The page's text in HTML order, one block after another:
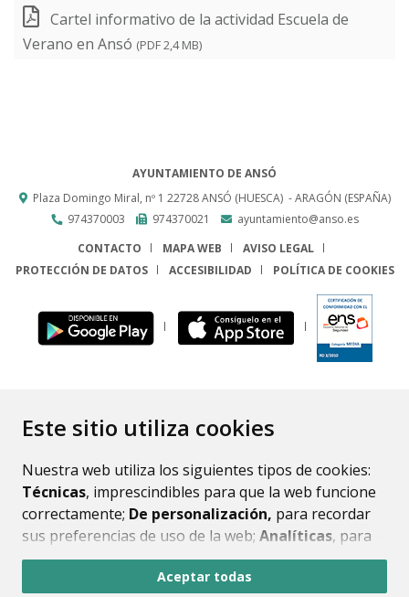
Este sitio utiliza cookies
Nuestra web utiliza los siguientes tipos de cookies:
Técnicas, imprescindibles para que la web funcione
correctamente; De personalización, para recordar
sus preferencias de uso de la web; Analíticas, para
mejorar el funcionamiento de la web y sus servicios.
Aceptar todas
Cartel informativo de la actividad Escuela de
Verano en Ansó (PDF 2,4 MB)
AYUNTAMIENTO DE ANSÓ
Plaza Domingo Miral, nº 1 22728 ANSÓ (HUESCA) - ARAGÓN (ESPAÑA)
974370003
974370021
ayuntamiento@anso.es
CONTACTO
MAPA WEB
AVISO LEGAL
PROTECCIÓN DE DATOS
ACCESIBILIDAD POLÍTICA DE COOKIES